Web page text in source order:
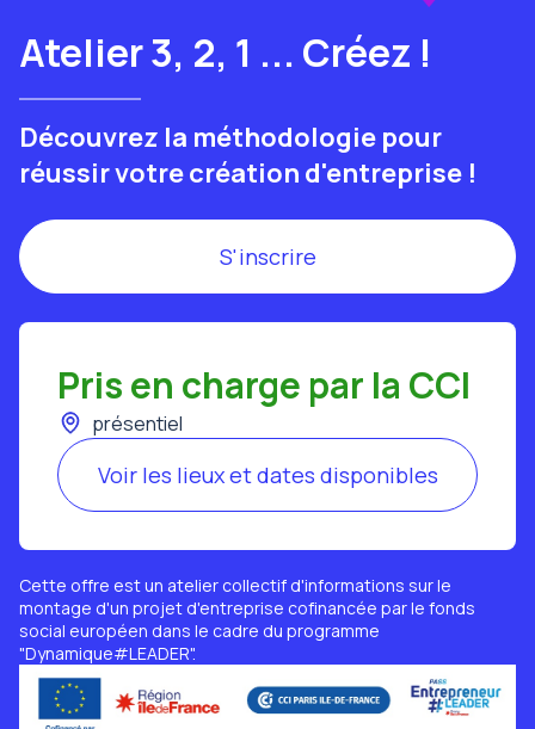
Atelier 3, 2, 1 ... Créez !
Découvrez la méthodologie pour
réussir votre création d'entreprise !
S'inscrire
Pris en charge par la CCI
présentiel
Voir les lieux et dates disponibles
Image
Cette offre est un atelier collectif d'informations sur le
montage d'un projet d'entreprise cofinancée par le fonds
social européen dans le cadre du programme
"Dynamique#LEADER".